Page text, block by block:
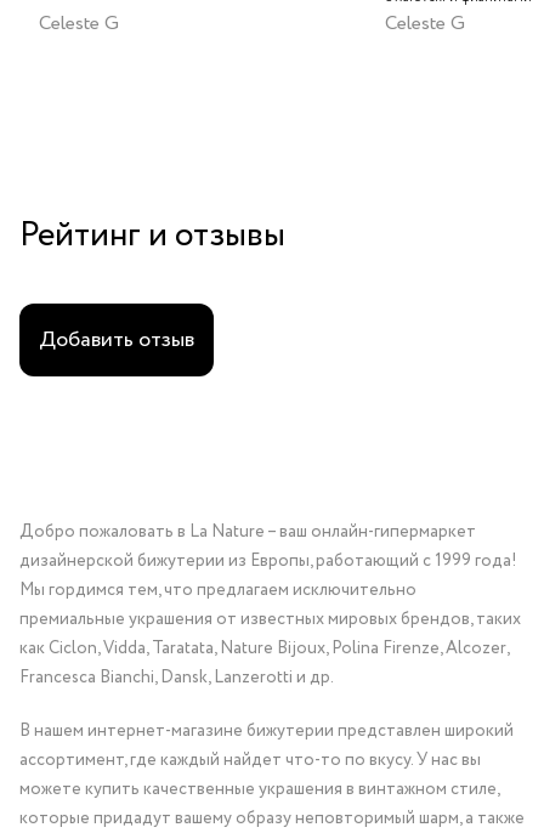
Celeste G Celeste G
Рейтинг и отзывы
Добавить отзыв
Добро пожаловать в La Nature – ваш онлайн-гипермаркет
дизайнерской бижутерии из Европы, работающий с 1999 года!
Мы гордимся тем, что предлагаем исключительно
премиальные украшения от известных мировых брендов, таких
как Ciclon, Vidda, Taratata, Nature Bijoux, Polina Firenze, Alcozer,
Francesca Bianchi, Dansk, Lanzerotti и др.
В нашем интернет-магазине бижутерии представлен широкий
ассортимент, где каждый найдет что-то по вкусу. У нас вы
можете купить качественные украшения в винтажном стиле,
которые придадут вашему образу неповторимый шарм, а также